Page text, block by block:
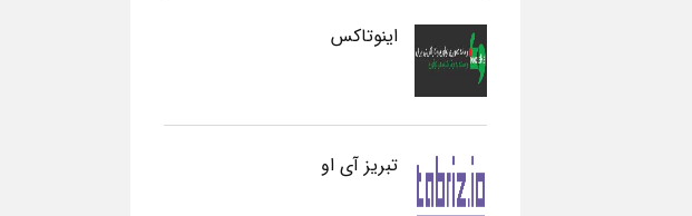
اینوتاکس
تبریز آی او